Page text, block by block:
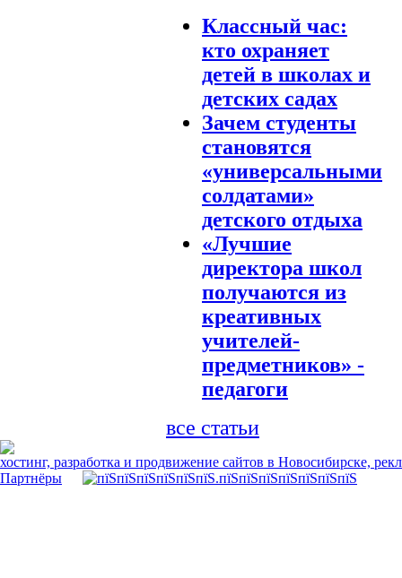
Классный час:
кто охраняет
детей в школах и
детских садах
Зачем студенты
становятся
«универсальными
солдатами»
детского отдыха
«Лучшие
директора школ
получаются из
креативных
учителей-
предметников» -
педагоги
все статьи
хостинг, разработка и продвижение сайтов в Новосибирске,
Партнёры